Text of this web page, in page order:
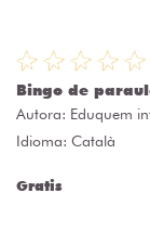
Bingo de
Autora: Eduquem
Idioma: Català
Gratis